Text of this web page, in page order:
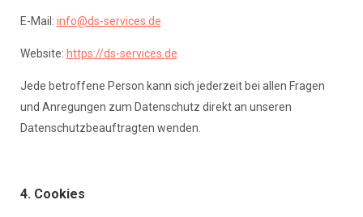
E-Mail: info@ds-services.de
Website: https://ds-services.de
Jede betroffene Person kann sich jederzeit bei allen Fragen
und Anregungen zum Datenschutz direkt an unseren
Datenschutzbeauftragten wenden.
4. Cookies